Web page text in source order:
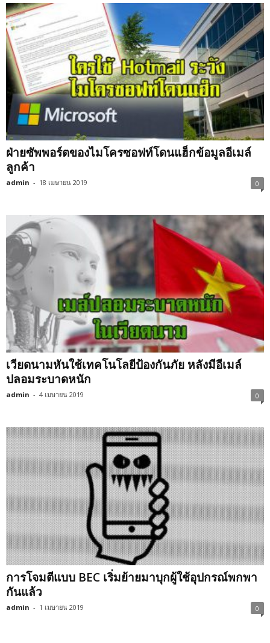
ฝ่ายซัพพอร์ตของไมโครซอฟท์โดนแฮ็กข้อมูลอีเมล์
ลูกค้า
admin - 18 เมษายน 2019 0
เวียดนามหันใช้เทคโนโลยีป้องกันภัย หลังมีอีเมล์
ปลอมระบาดหนัก
admin - 4 เมษายน 2019 0
การโจมตีแบบ BEC เริ่มย้ายมาบุกผู้ใช้อุปกรณ์พกพา
กันแล้ว
admin - 1 เมษายน 2019 0